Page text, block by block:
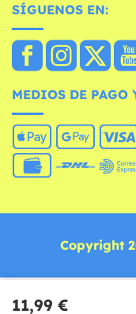
11,99 €
SÍGUENOS EN:
MEDIOS DE PAGO
Copyright